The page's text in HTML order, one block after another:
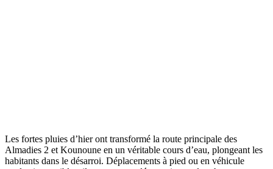
Les fortes pluies d’hier ont transformé la route principale des
Almadies 2 et Kounoune en un véritable cours d’eau, plongeant les
habitants dans le désarroi. Déplacements à pied ou en véhicule